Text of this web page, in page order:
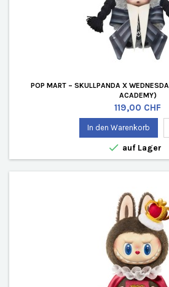
POP MART – SKULLPANDA X
ACADEMY)
Preis
119,00 CHF
In den Warenkorb
 auf Lager